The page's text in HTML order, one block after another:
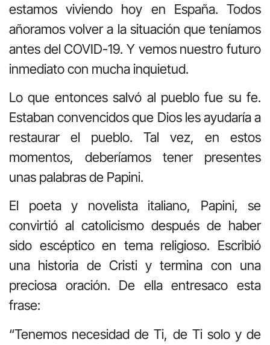
estamos viviendo hoy en España. Todos
añoramos volver a la situación que teníamos
antes del COVID-19. Y vemos nuestro futuro
inmediato con mucha inquietud.
Lo que entonces salvó al pueblo fue su fe.
Estaban convencidos que Dios les ayudaría a
restaurar el pueblo. Tal vez, en estos
momentos, deberíamos tener presentes
unas palabras de Papini.
El poeta y novelista italiano, Papini, se
convirtió al catolicismo después de haber
sido escéptico en tema religioso. Escribió
una historia de Cristi y termina con una
preciosa oración. De ella entresaco esta
frase:
“Tenemos necesidad de Ti, de Ti solo y de